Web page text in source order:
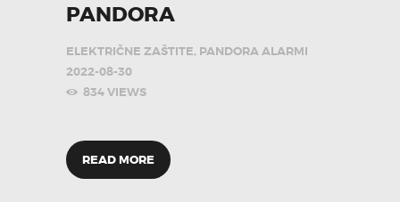
PANDORA
ELEKTRIČNE ZAŠTITE, PANDORA ALARMI
2022-08-30
834VIEWS
READ MORE